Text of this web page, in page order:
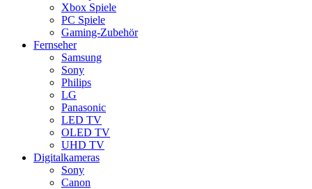
Xbox Spiele
PC Spiele
Gaming-Zubehör
Fernseher
Samsung
Sony
Philips
LG
Panasonic
LED TV
OLED TV
UHD TV
Digitalkameras
Sony
Canon